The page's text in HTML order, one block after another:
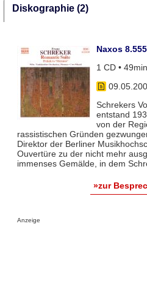
Diskographie (2)
Naxos
1 CD •
Schrekers
entstand
von der
rassistischen Gründen
Direktor der Berliner
Ouvertüre zu der nicht mehr
immenses Gemälde, in dem
»zur
Anzeige